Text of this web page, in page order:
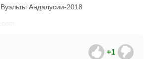
Андалусии-2018
+1